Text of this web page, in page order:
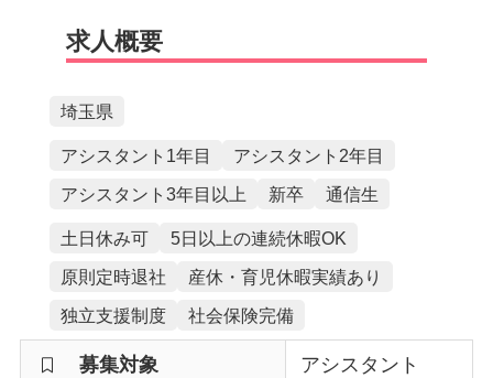
求人概要
埼玉県
アシスタント1年目
アシスタント2年目
アシスタント3年目以上
新卒 通信生
土日休み可
5日以上の連続休暇OK
原則定時退社
産休・育児休暇実績あり
独立支援制度
社会保険完備
募集対象 アシスタント